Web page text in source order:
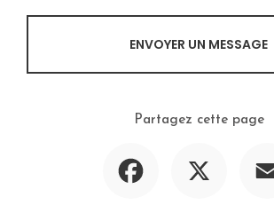
ENVOYER UN MESSAGE
Partagez cette page